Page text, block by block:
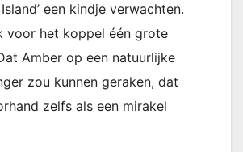
een kindje verwachten.
voor het koppel één grote
Amber op een natuurlijke
zou kunnen geraken, dat
zelfs als een mirakel